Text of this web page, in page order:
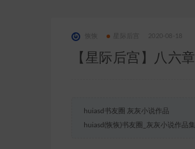
2020-08-18
【星际后宫】八六章
huiasd书友圈 灰灰小说作品
huiasd(恢恢)书友圈_灰灰小说作品集